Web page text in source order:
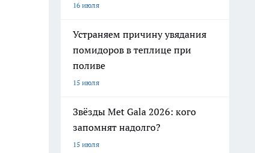
16 июля
Устраняем причину увядания
помидоров в теплице при
поливе
15 июля
Звёзды Met Gala 2026: кого
запомнят надолго?
15 июля